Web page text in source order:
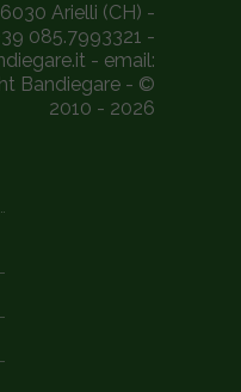
Arielli (CH) -
085.7993321 -
- email:
Bandiegare - ©
2010 - 2026